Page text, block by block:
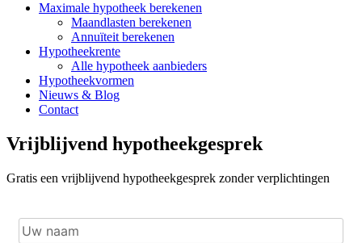
Maximale hypotheek berekenen
Maandlasten berekenen
Annuïteit berekenen
Hypotheekrente
Alle hypotheek aanbieders
Hypotheekvormen
Nieuws & Blog
Contact
Vrijblijvend hypotheekgesprek
Gratis een vrijblijvend hypotheekgesprek zonder verplichtingen